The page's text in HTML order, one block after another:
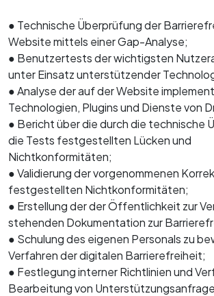
● Technische Überprüfung der
Website mittels einer Gap-Analyse;
● Benutzertests der wichtigsten
unter Einsatz unterstützender
● Analyse der auf der Website
Technologien, Plugins und Dienste von
● Bericht über die durch die technische
die Tests festgestellten Lücken und
Nichtkonformitäten;
● Validierung der vorgenommenen
festgestellten Nichtkonformitäten;
● Erstellung der der Öffentlichkeit zur
stehenden Dokumentation zur
● Schulung des eigenen Personals zu
Verfahren der digitalen Barrierefreiheit;
● Festlegung interner Richtlinien und
Bearbeitung von